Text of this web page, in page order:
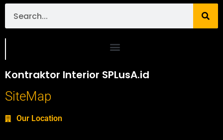
Kontraktor Interior SPLusA.id
SiteMap
Our Location